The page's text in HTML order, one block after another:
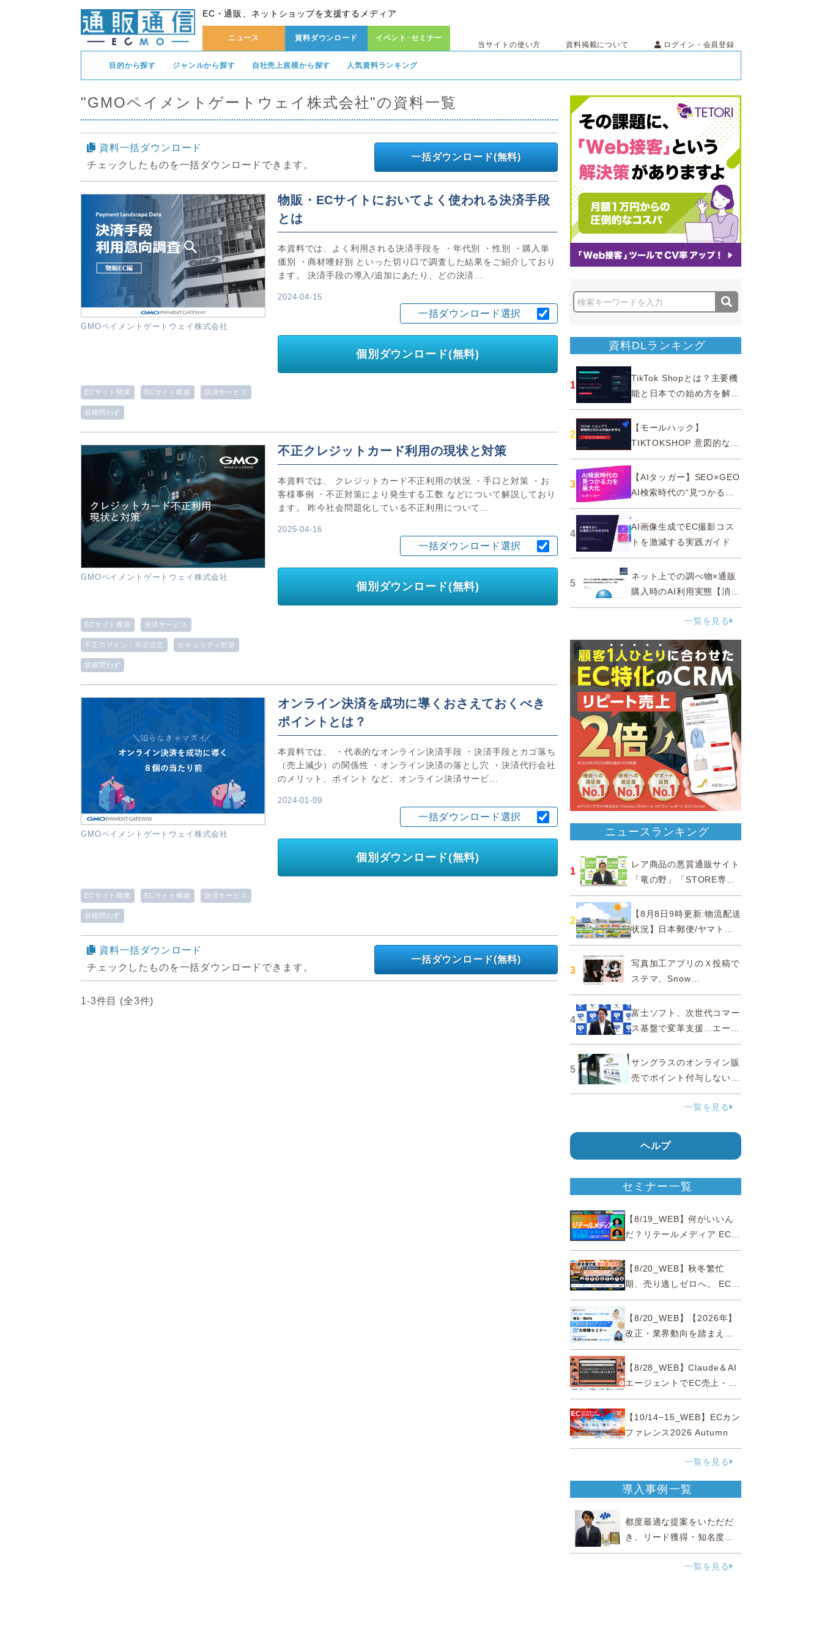
EC・通販、ネットショップを支援するメディア
ニュース 資料ダウンロード イベント･セミナー
当サイトの使い方 資料掲載について ログイン・会員登録
目的から探す ジャンルから探す 自社売上規模から探す 人気資料ランキング
"GMOペイメントゲートウェイ株式会社"の資料一覧
一括ダウンロード(無料)
資料一括ダウンロード
チェックしたものを一括ダウンロードできます。
GMOペイメントゲートウェイ株式会社
物販・ECサイトにおいてよく使われる決済手段
とは
本資料では、よく利用される決済手段を ・年代別 ・性別 ・購入単
価別 ・商材嗜好別 といった切り口で調査した結果をご紹介しており
ます。 決済手段の導入/追加にあたり、どの決済...
2024-04-15
一括ダウンロード選択
個別ダウンロード(無料)
ECサイト開業 ECサイト構築 決済サービス
規模問わず
GMOペイメントゲートウェイ株式会社
不正クレジットカード利用の現状と対策
本資料では、 クレジットカード不正利用の状況 ・手口と対策 ・お
客様事例 ・不正対策により発生する工数 などについて解説しており
ます。 昨今社会問題化している不正利用について...
2025-04-16
一括ダウンロード選択
個別ダウンロード(無料)
ECサイト構築 決済サービス
不正ログイン・不正注文 セキュリティ対策
規模問わず
GMOペイメントゲートウェイ株式会社
オンライン決済を成功に導くおさえておくべき
ポイントとは？
本資料では、 ・代表的なオンライン決済手段 ・決済手段とカゴ落ち
（売上減少）の関係性 ・オンライン決済の落とし穴 ・決済代行会社
のメリット、ポイント など、オンライン決済サービ...
2024-01-09
一括ダウンロード選択
個別ダウンロード(無料)
ECサイト開業 ECサイト構築 決済サービス
規模問わず
一括ダウンロード(無料)
資料一括ダウンロード
チェックしたものを一括ダウンロードできます。
1-3件目 (全3件)
資料DLランキング
1
TikTok Shopとは？主要機
能と日本での始め方を解説
｜公式認定パートナー
2
【モールハック】
TIKTOKSHOP 意図的なバ
ズを生む法則
3
【AIタッガー】SEO×GEO
AI検索時代の“見つかる
力”を最大化
4
AI画像生成でEC撮影コス
トを激減する実践ガイド
5
ネット上での調べ物×通販
購入時のAI利用実態【消費
者調査 2025】
一覧を見る
ニュースランキング
1
レア商品の悪質通販サイト
「竜の野」「STORE専門
ショップ」などに注意…消
費者庁
2
【8月8日9時更新:物流配送
状況】日本郵便/ヤマト運
輸/佐川急便/西濃運輸/福山
通運
3
写真加工アプリのＸ投稿で
ステマ、Snow
Corporationと日本法人に
措置命令
4
富士ソフト、次世代コマー
ス基盤で変革支援…エージ
ェンティックコマースに対
応
5
サングラスのオンライン販
売でポイント付与しないよ
う要請、ルックスオティカ
ジャパンが確約手続
一覧を見る
ヘルプ
セミナー一覧
【8/19_WEB】何がいいん
だ？リテールメディア EC・
小売の未来を変える事業戦
略【8/20_WEB】秋冬繁忙
期、売り逃しゼロへ。 EC運
営効率化と機会損失を防ぐ
『直前チェックポイント』
【8/20_WEB】【2026年】
改正・業界動向を踏まえて
事例で理解 健食・機能
性“あいまいゾーン”大攻略セ
ミナー
【8/28_WEB】Claude＆AI
エージェントでEC売上・生
産性の両方を爆上げ ～ただ
使うだけじゃない！&qu...
【10/14−15_WEB】ECカン
ファレンス2026 Autumn
一覧を見る
導入事例一覧
都度最適な提案をいただだ
き、リード獲得・知名度向
上に効果実感
一覧を見る